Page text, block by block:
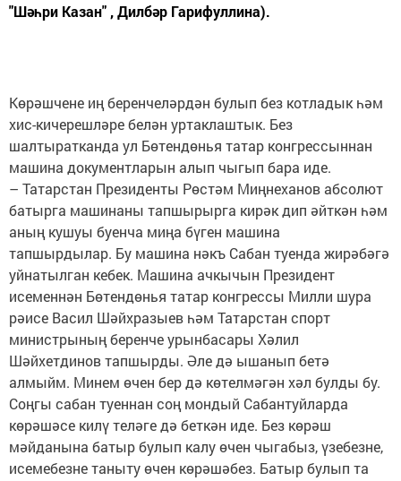
"Шәһри Казан" , Дилбәр Гарифуллина).
Көрәшчене иң беренчеләрдән булып без котладык һәм
хис-кичерешләре белән уртаклаштык. Без
шалтыратканда ул Бөтендөнья татар конгрессыннан
машина документларын алып чыгып бара иде.
– Татарстан Президенты Рөстәм Миңнеханов абсолют
батырга машинаны тапшырырга кирәк дип әйткән һәм
аның кушуы буенча миңа бүген машина
тапшырдылар. Бу машина нәкъ Сабан туенда жирәбәгә
уйнатылган кебек. Машина ачкычын Президент
исеменнән Бөтендөнья татар конгрессы Милли шура
рәисе Васил Шәйхразыев һәм Татарстан спорт
министрының беренче урынбасары Хәлил
Шәйхетдинов тапшырды. Әле дә ышанып бетә
алмыйм. Минем өчен бер дә көтелмәгән хәл булды бу.
Соңгы сабан туеннан соң мондый Сабантуйларда
көрәшәсе килү теләге дә беткән иде. Без көрәш
мәйданына батыр булып калу өчен чыгабыз, үзебезне,
исемебезне таныту өчен көрәшәбез. Батыр булып та